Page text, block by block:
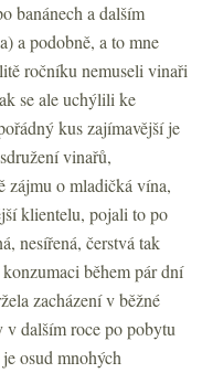
banánech a dalším
a podobně, a to mne
ročníku nemuseli vinaři
se ale uchýlili ke
kus zajímavější je
vinařů,
zájmu o mladičká vína,
klientelu, pojali to po
nesířená, čerstvá tak
během pár dní
zacházení v běžné
dalším roce po pobytu
osud mnohých